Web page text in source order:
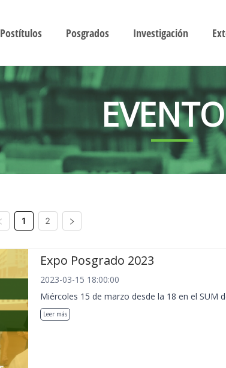
Postítulos Posgrados Investigación
1 2
Expo Posgrado 2023
2023-03-15 18:00:00
Miércoles 15 de marzo desde la 18 en el SUM
Leer más